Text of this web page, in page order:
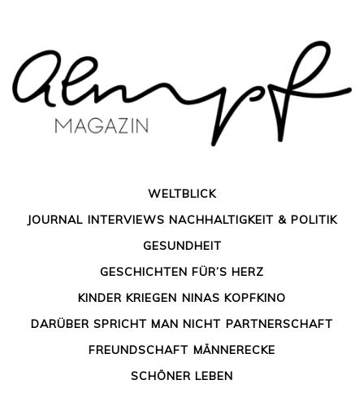
content
WELTBLICK
JOURNAL INTERVIEWS NACHHALTIGKEIT & POLITIK
GESUNDHEIT
GESCHICHTEN FÜR’S HERZ
KINDER KRIEGEN NINAS KOPFKINO
DARÜBER SPRICHT MAN NICHT PARTNERSCHAFT
FREUNDSCHAFT MÄNNERECKE
SCHÖNER LEBEN
Ha(ndicapped)ppy – Leben
mit einer Behinderung